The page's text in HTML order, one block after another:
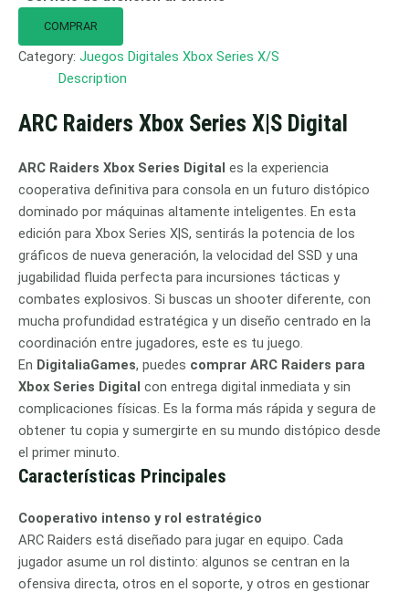
COMPRAR
Category: Juegos Digitales Xbox Series X/S
Description
ARC Raiders Xbox Series X|S Digital
ARC Raiders Xbox Series Digital es la experiencia
cooperativa definitiva para consola en un futuro distópico
dominado por máquinas altamente inteligentes. En esta
edición para Xbox Series X|S, sentirás la potencia de los
gráficos de nueva generación, la velocidad del SSD y una
jugabilidad fluida perfecta para incursiones tácticas y
combates explosivos. Si buscas un shooter diferente, con
mucha profundidad estratégica y un diseño centrado en la
coordinación entre jugadores, este es tu juego.
En DigitaliaGames, puedes comprar ARC Raiders para
Xbox Series Digital con entrega digital inmediata y sin
complicaciones físicas. Es la forma más rápida y segura de
obtener tu copia y sumergirte en su mundo distópico desde
el primer minuto.
Características Principales
Cooperativo intenso y rol estratégico
ARC Raiders está diseñado para jugar en equipo. Cada
jugador asume un rol distinto: algunos se centran en la
ofensiva directa, otros en el soporte, y otros en gestionar